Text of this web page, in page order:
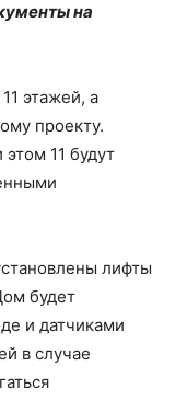
на
этажей, а
проекту.
11 будут
лифты
будет
и датчиками
в случае